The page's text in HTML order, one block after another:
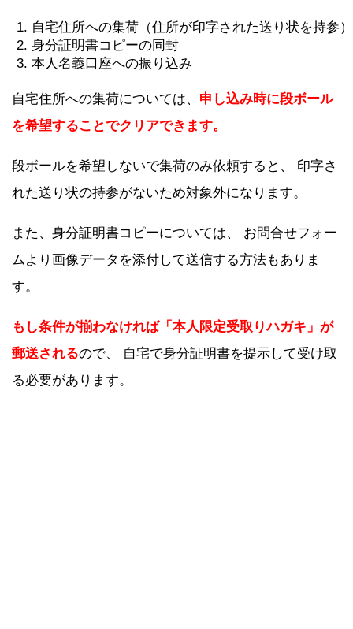
自宅住所への集荷（住所が印字された送り状を持参）
身分証明書コピーの同封
本人名義口座への振り込み
自宅住所への集荷については、 申し込み時に段ボール
を希望することでクリアできます。
段ボールを希望しないで集荷のみ依頼すると、 印字さ
れた送り状の持参がないため対象外になります。
また、身分証明書コピーについては、 お問合せフォー
ムより画像データを添付して送信する方法もありま
す。
もし条件が揃わなければ「本人限定受取りハガキ」が
郵送されるので、 自宅で身分証明書を提示して受け取
る必要があります。